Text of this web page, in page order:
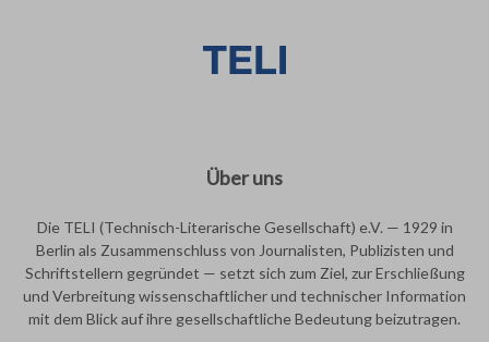
Über uns
Die TELI (Technisch-Literarische Gesellschaft) e.V. — 1929 in
Berlin als Zusammenschluss von Journalisten, Publizisten und
Schriftstellern gegründet — setzt sich zum Ziel, zur Erschließung
und Verbreitung wissenschaftlicher und technischer Information
mit dem Blick auf ihre gesellschaftliche Bedeutung beizutragen.